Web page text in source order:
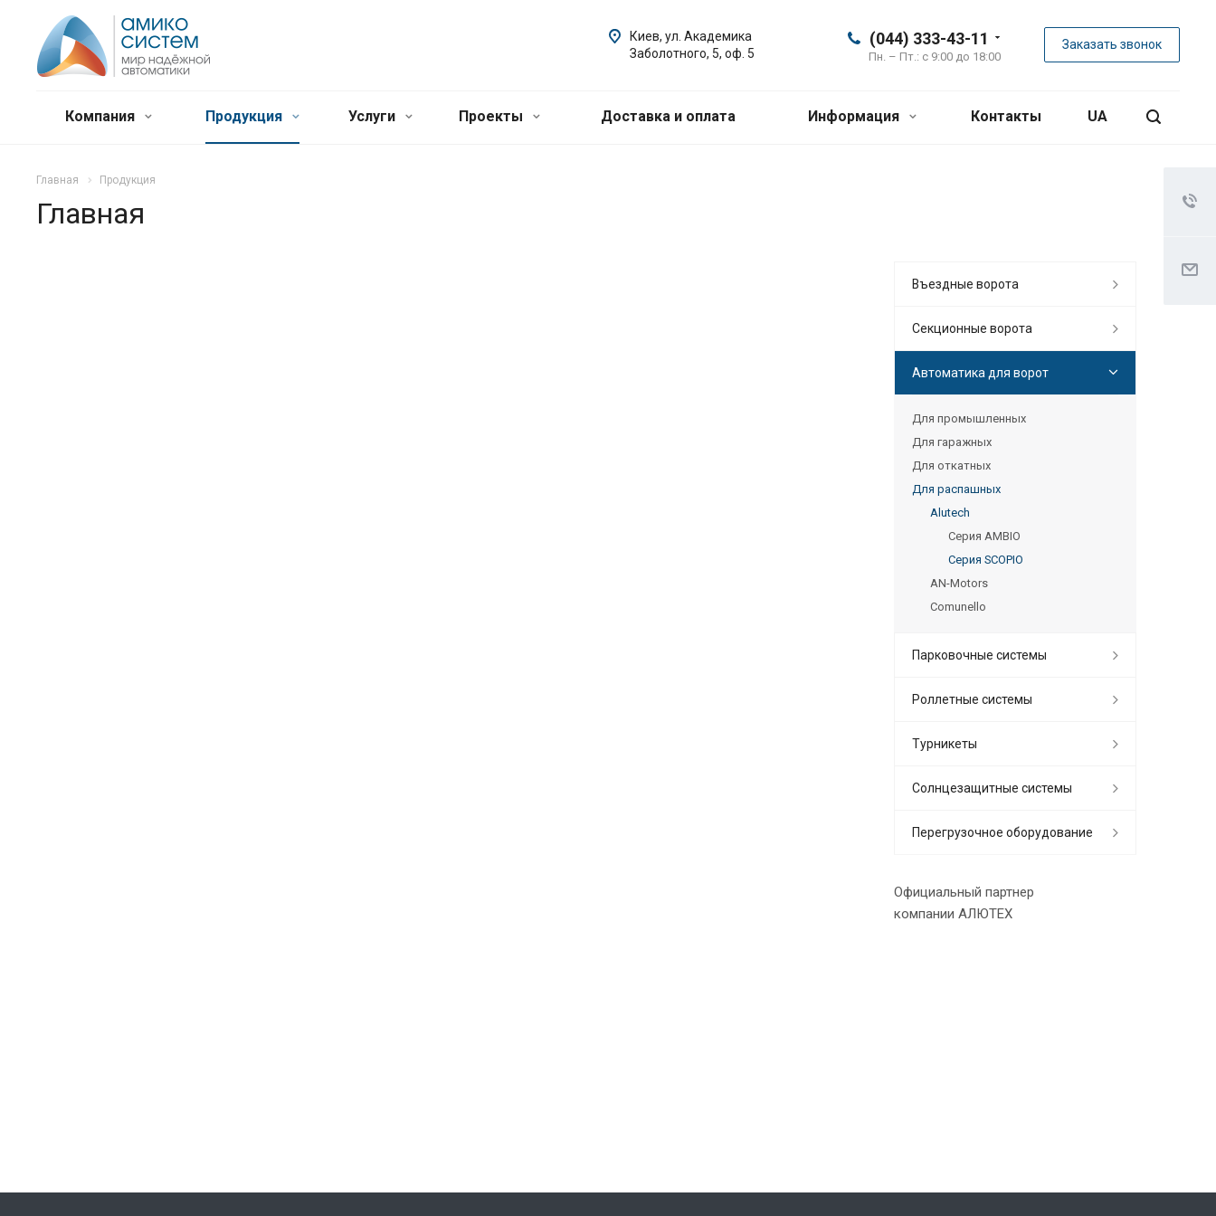
(044) 333-43-11
Пн. – Пт.: с 9:00 до 18:00
Заказать звонок
Киев, ул. Академика
Заболотного, 5, оф. 5
Компания Продукция Услуги Проекты Доставка и оплата Информация Контакты UA
Главная Продукция
Главная
Въездные ворота
Секционные ворота
Автоматика для ворот
Для промышленных
Для гаражных
Для откатных
Для распашных
Alutech
Серия AMBIO
Серия SCOPIO
AN-Motors
Comunello
Парковочные системы
Роллетные системы
Турникеты
Солнцезащитные системы
Перегрузочное оборудование
Официальный партнер
компании АЛЮТЕХ